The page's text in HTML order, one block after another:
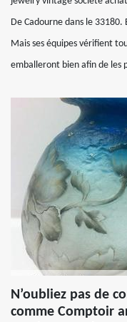
De Cadourne dans le
Mais ses équipes vérifient
emballeront bien afin de les
N’oubliez pas de
comme Comptoir